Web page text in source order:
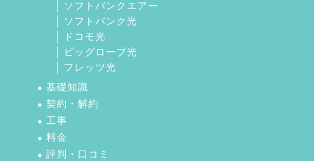
ソフトバンクエアー
ソフトバンク光
ドコモ光
ビッグローブ光
フレッツ光
基礎知識
契約・解約
工事
料金
評判・口コミ